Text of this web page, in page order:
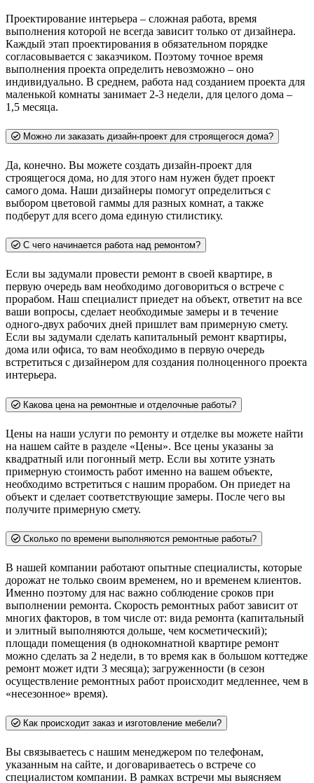
Проектирование интерьера – сложная работа, время
выполнения которой не всегда зависит только от дизайнера.
Каждый этап проектирования в обязательном порядке
согласовывается с заказчиком. Поэтому точное время
выполнения проекта определить невозможно – оно
индивидуально. В среднем, работа над созданием проекта для
маленькой комнаты занимает 2-3 недели, для целого дома –
1,5 месяца.
Можно ли заказать дизайн-проект для строящегося дома?
Да, конечно. Вы можете создать дизайн-проект для
строящегося дома, но для этого нам нужен будет проект
самого дома. Наши дизайнеры помогут определиться с
выбором цветовой гаммы для разных комнат, а также
подберут для всего дома единую стилистику.
С чего начинается работа над ремонтом?
Если вы задумали провести ремонт в своей квартире, в
первую очередь вам необходимо договориться о встрече с
прорабом. Наш специалист приедет на объект, ответит на все
ваши вопросы, сделает необходимые замеры и в течение
одного-двух рабочих дней пришлет вам примерную смету.
Если вы задумали сделать капитальный ремонт квартиры,
дома или офиса, то вам необходимо в первую очередь
встретиться с дизайнером для создания полноценного проекта
интерьера.
Какова цена на ремонтные и отделочные работы?
Цены на наши услуги по ремонту и отделке вы можете найти
на нашем сайте в разделе «Цены». Все цены указаны за
квадратный или погонный метр. Если вы хотите узнать
примерную стоимость работ именно на вашем объекте,
необходимо встретиться с нашим прорабом. Он приедет на
объект и сделает соответствующие замеры. После чего вы
получите примерную смету.
Сколько по времени выполняются ремонтные работы?
В нашей компании работают опытные специалисты, которые
дорожат не только своим временем, но и временем клиентов.
Именно поэтому для нас важно соблюдение сроков при
выполнении ремонта. Скорость ремонтных работ зависит от
многих факторов, в том числе от: вида ремонта (капитальный
и элитный выполняются дольше, чем косметический);
площади помещения (в однокомнатной квартире ремонт
можно сделать за 2 недели, в то время как в большом коттедже
ремонт может идти 3 месяца); загруженности (в сезон
осуществление ремонтных работ происходит медленнее, чем в
«несезонное» время).
Как происходит заказ и изготовление мебели?
Вы связываетесь с нашим менеджером по телефонам,
указанным на сайте, и договариваетесь о встрече со
специалистом компании. В рамках встречи мы выясняем